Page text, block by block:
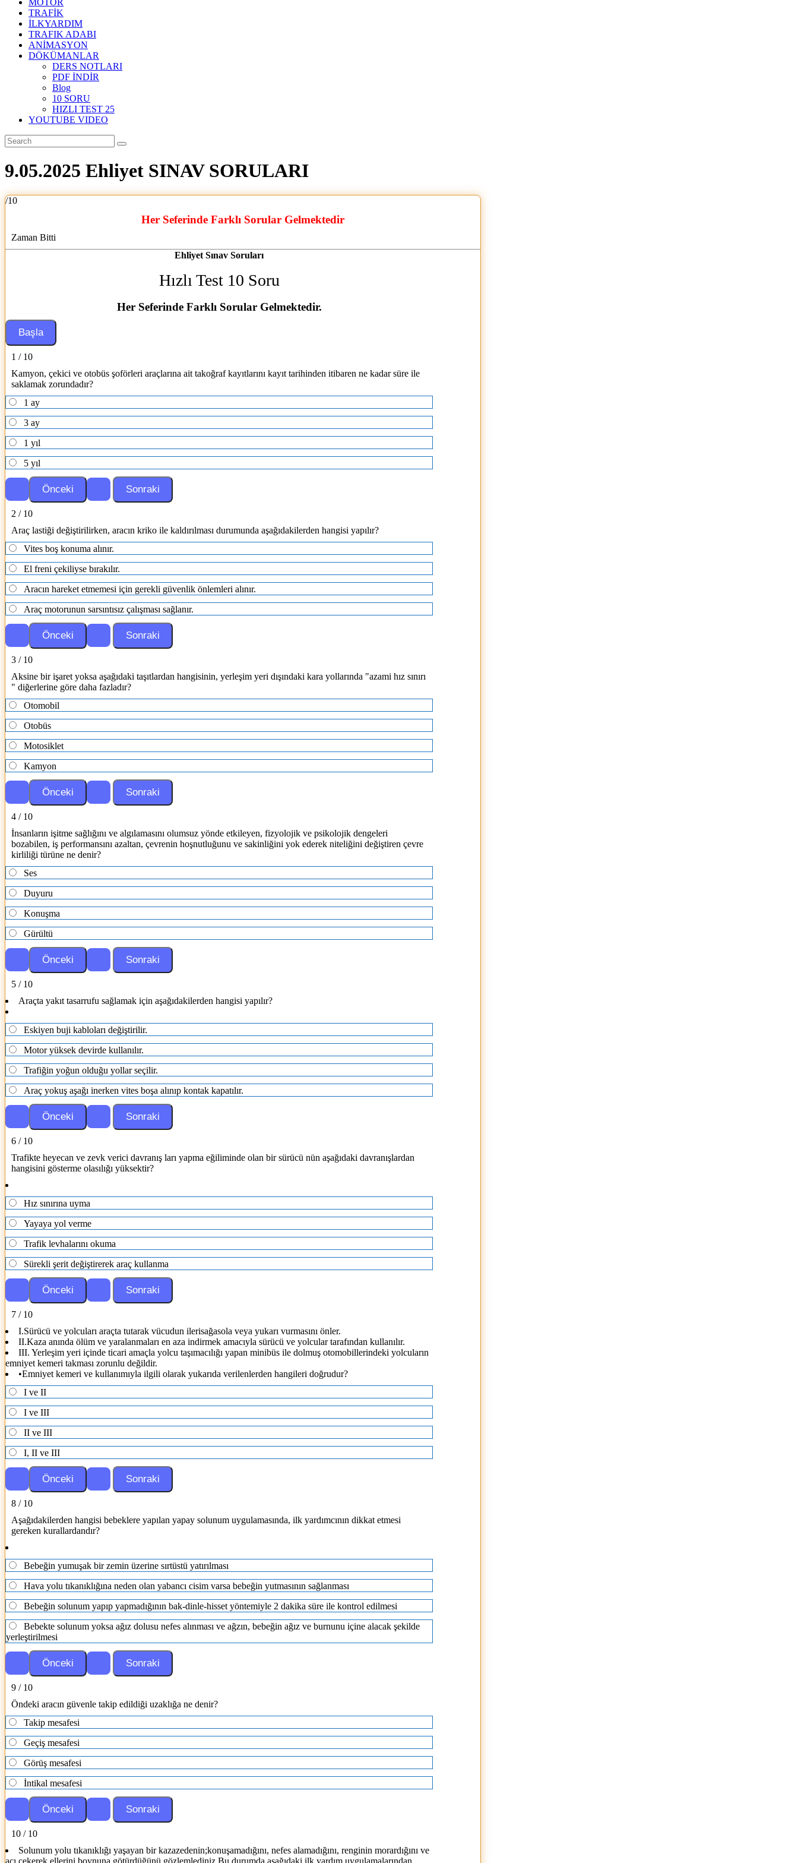
MOTOR
TRAFİK
İLKYARDIM
TRAFIK ADABI
ANİMASYON
DÖKÜMANLAR
DERS NOTLARI
PDF İNDİR
Blog
10 SORU
HIZLI TEST 25
YOUTUBE VIDEO
9.05.2025 Ehliyet SINAV SORULARI
/10
Her Seferinde Farklı Sorular Gelmektedir
Zaman Bitti
Ehliyet Sınav Soruları
Hızlı Test 10 Soru
Her Seferinde Farklı Sorular Gelmektedir.
1 / 10
Kamyon, çekici ve otobüs şoförleri araçlarına ait takoğraf kayıtlarını kayıt tarihinden itibaren ne kadar süre ile
saklamak zorundadır?
1 ay
3 ay
1 yıl
5 yıl
2 / 10
Araç lastiği değiştirilirken, aracın kriko ile kaldırılması durumunda aşağıdakilerden hangisi yapılır?
Vites boş konuma alınır.
El freni çekiliyse bırakılır.
Aracın hareket etmemesi için gerekli güvenlik önlemleri alınır.
Araç motorunun sarsıntısız çalışması sağlanır.
3 / 10
Aksine bir işaret yoksa aşağıdaki taşıtlardan hangisinin, yerleşim yeri dışındaki kara yollarında "azami hız sınırı
" diğerlerine göre daha fazladır?
Otomobil
Otobüs
Motosiklet
Kamyon
4 / 10
İnsanların işitme sağlığını ve algılamasını olumsuz yönde etkileyen, fizyolojik ve psikolojik dengeleri
bozabilen, iş performansını azaltan, çevrenin hoşnutluğunu ve sakinliğini yok ederek niteliğini değiştiren çevre
kirliliği türüne ne denir?
Ses
Duyuru
Konuşma
Gürültü
5 / 10
Araçta yakıt tasarrufu sağlamak için aşağıdakilerden hangisi yapılır?
Eskiyen buji kabloları değiştirilir.
Motor yüksek devirde kullanılır.
Trafiğin yoğun olduğu yollar seçilir.
Araç yokuş aşağı inerken vites boşa alınıp kontak kapatılır.
6 / 10
Trafikte heyecan ve zevk verici davranış ları yapma eğiliminde olan bir sürücü nün aşağıdaki davranışlardan
hangisini gösterme olasılığı yüksektir?
Hız sınırına uyma
Yayaya yol verme
Trafik levhalarını okuma
Sürekli şerit değiştirerek araç kullanma
7 / 10
I.Sürücü ve yolcuları araçta tutarak vücudun ilerisağasola veya yukarı vurmasını önler.
II.Kaza anında ölüm ve yaralanmaları en aza indirmek amacıyla sürücü ve yolcular tarafından kullanılır.
III. Yerleşim yeri içinde ticari amaçla yolcu taşımacılığı yapan minibüs ile dolmuş otomobillerindeki yolcuların
emniyet kemeri takması zorunlu değildir.
•Emniyet kemeri ve kullanımıyla ilgili olarak yukarıda verilenlerden hangileri doğrudur?
I ve II
I ve III
II ve III
I, II ve III
8 / 10
Aşağıdakilerden hangisi bebeklere yapılan yapay solunum uygulamasında, ilk yardımcının dikkat etmesi
gereken kurallardandır?
Bebeğin yumuşak bir zemin üzerine sırtüstü yatırılması
Hava yolu tıkanıklığına neden olan yabancı cisim varsa bebeğin yutmasının sağlanması
Bebeğin solunum yapıp yapmadığının bak-dinle-hisset yöntemiyle 2 dakika süre ile kontrol edilmesi
Bebekte solunum yoksa ağız dolusu nefes alınması ve ağzın, bebeğin ağız ve burnunu içine alacak şekilde
yerleştirilmesi
9 / 10
Öndeki aracın güvenle takip edildiği uzaklığa ne denir?
Takip mesafesi
Geçiş mesafesi
Görüş mesafesi
İntikal mesafesi
10 / 10
Solunum yolu tıkanıklığı yaşayan bir kazazedenin;konuşamadığını, nefes alamadığını, renginin morardığını ve
acı çekerek ellerini boynuna götürdüğünü gözlemlediniz.Bu durumda aşağıdaki ilk yardım uygulamalarından